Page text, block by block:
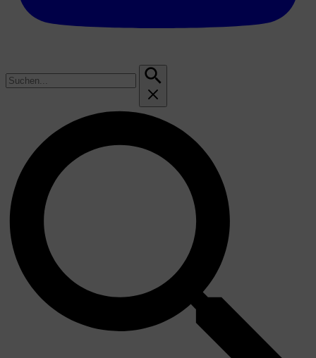
nach: